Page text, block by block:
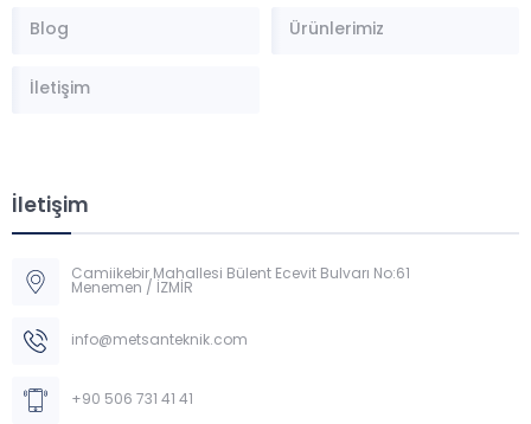
Blog Ürünlerimiz
İletişim
İletişim
Camiikebir Mahallesi Bülent Ecevit Bulvarı No:61
Menemen / İZMİR
info@metsanteknik.com
+90 506 731 41 41